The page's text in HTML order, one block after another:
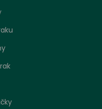
cookies
stránka, může